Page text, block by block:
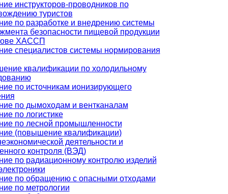
инструкторов-проводников по
туристов
по разработке и внедрению системы
безопасности пищевой продукции
ХАССП
специалистов системы нормирования
квалификации по холодильному
по источникам ионизирующего
по дымоходам и вентканалам
по логистике
по лесной промышленности
(повышение квалификации)
деятельности и
контроля (ВЭД)
по радиационному контролю изделий
по обращению с опасными отходами
по метрологии